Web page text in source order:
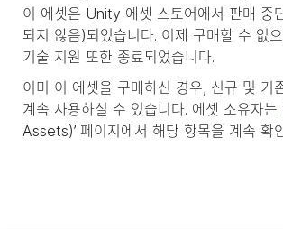
이 에셋은 Unity 에셋 스토어에서 판매 중
되지 않음)되었습니다. 이제 구매할 수 없
기술 지원 또한 종료되었습니다.
이미 이 에셋을 구매하신 경우, 신규 및 기
계속 사용하실 수 있습니다. 에셋 소유자는
Assets)’ 페이지에서 해당 항목을 계속 확